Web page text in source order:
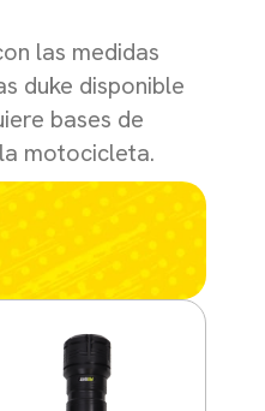
las medidas
duke disponible
bases de
motocicleta.